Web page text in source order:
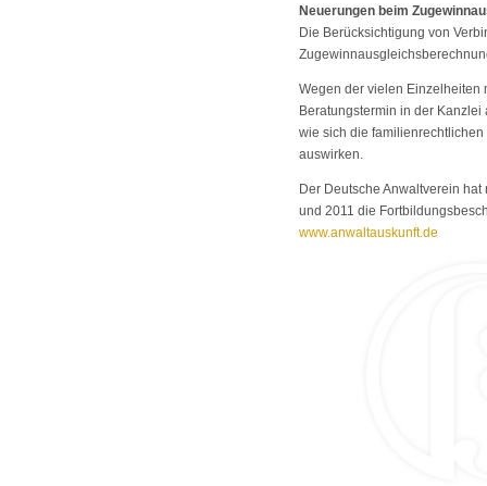
Neuerungen beim
Die Berücksichtigung von
Wegen der vielen Einzelheiten
Beratungstermin in der
wie sich die
auswirken.
Der Deutsche Anwaltverein
und 2011 die
www.anwaltauskunft.de